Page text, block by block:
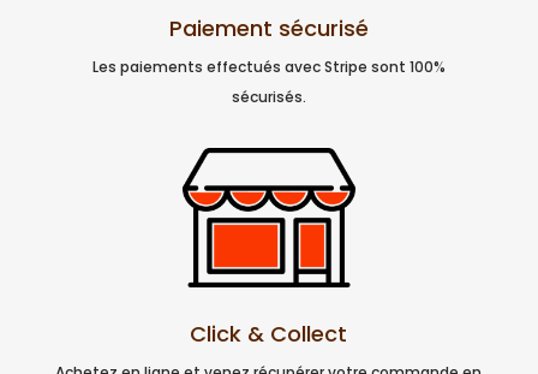
Paiement sécurisé
Les paiements effectués avec Stripe sont 100%
sécurisés.
Click & Collect